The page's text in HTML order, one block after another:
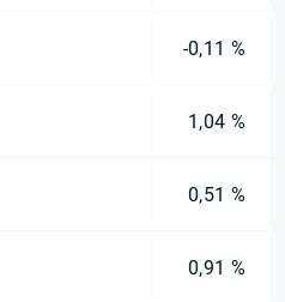
-0,11 %
1,04 %
0,51 %
0,91 %